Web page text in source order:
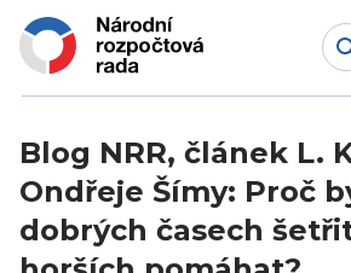
Blog NRR, článek L.
Ondřeje Šímy: Proč
dobrých časech